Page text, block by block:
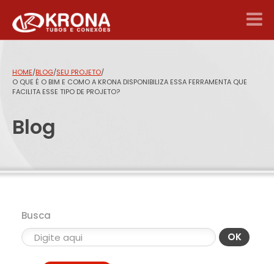
HOME/BLOG/SEU PROJETO/
O QUE É O BIM E COMO A KRONA DISPONIBILIZA ESSA FERRAMENTA QUE
FACILITA ESSE TIPO DE PROJETO?
Blog
Busca
OK